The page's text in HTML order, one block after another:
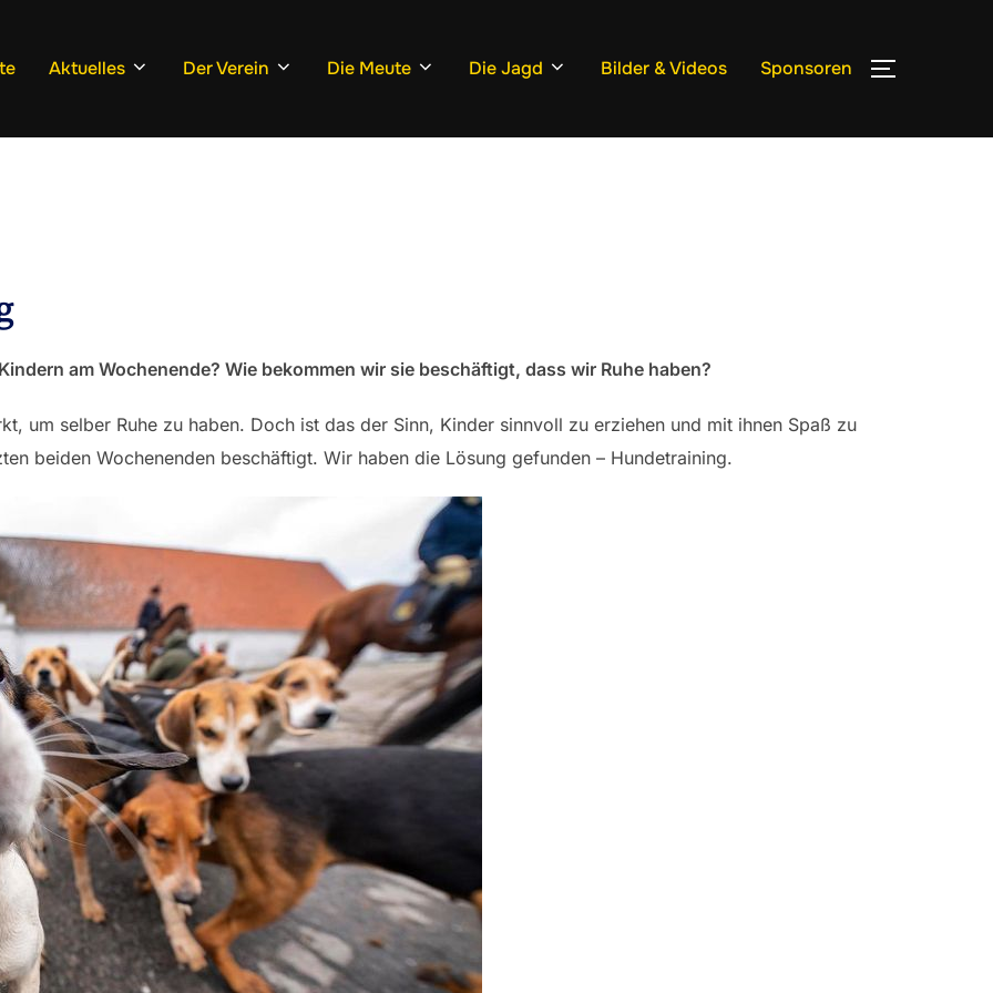
Aktuelles Der Verein Die Meute Die Jagd Bilder & Videos Sponsoren
am Wochenende? Wie bekommen wir sie beschäftigt, dass wir Ruhe haben?
um selber Ruhe zu haben. Doch ist das der Sinn, Kinder sinnvoll zu erziehen und mit ihnen Spaß zu
beiden Wochenenden beschäftigt. Wir haben die Lösung gefunden – Hundetraining.